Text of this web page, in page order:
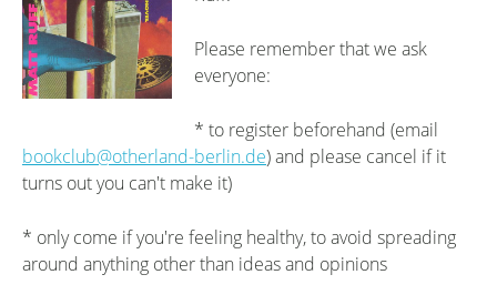
Please remember that we ask
everyone:
* to register beforehand (email
bookclub@otherland-berlin.de) and please cancel if it
turns out you can't make it)
* only come if you're feeling healthy, to avoid spreading
around anything other than ideas and opinions